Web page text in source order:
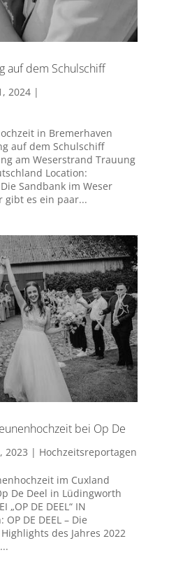
auf dem Schulschiff
2024|
in Bremerhaven
auf dem Schulschiff
am Weserstrand Trauung
Location:
Sandbank im Weser
gibt es ein paar...
bei Op De
2023 | Hochzeitsreportagen
im Cuxland
De Deel in Lüdingworth
„OP DE DEEL“ IN
OP DE DEEL – Die
des Jahres 2022